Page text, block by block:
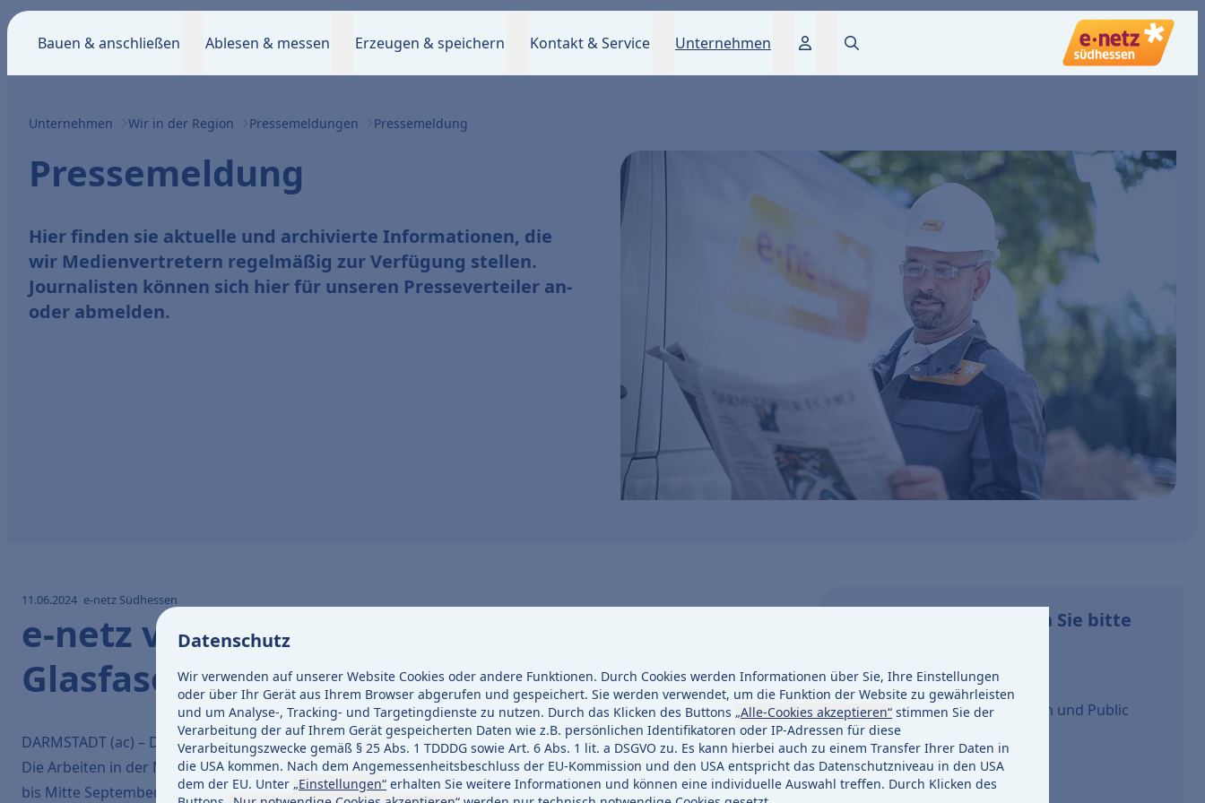
Datenschutz
Wir verwenden auf unserer Website Cookies oder andere Funktionen. Durch Cookies werden Informationen über Sie, Ihre Einstellungen
oder über Ihr Gerät aus Ihrem Browser abgerufen und gespeichert. Sie werden verwendet, um die Funktion der Website zu gewährleisten
und um Analyse-, Tracking- und Targetingdienste zu nutzen. Durch das Klicken des Buttons „Alle-Cookies akzeptieren“ stimmen Sie der
Verarbeitung der auf Ihrem Gerät gespeicherten Daten wie z.B. persönlichen Identifikatoren oder IP-Adressen für diese
Verarbeitungszwecke gemäß § 25 Abs. 1 TDDDG sowie Art. 6 Abs. 1 lit. a DSGVO zu. Es kann hierbei auch zu einem Transfer Ihrer Daten in
die USA kommen. Nach dem Angemessenheitsbeschluss der EU-Kommission und den USA entspricht das Datenschutzniveau in den USA
dem der EU. Unter „Einstellungen“ erhalten Sie weitere Informationen und können eine individuelle Auswahl treffen. Durch Klicken des
Bauen & anschließen Ablesen & messen Erzeugen & speichern Kontakt & Service Unternehmen Login
Unternehmen Wir in der Region Pressemeldungen Pressemeldung
Pressemeldung
Hier finden sie aktuelle und archivierte Informationen, die
wir Medienvertretern regelmäßig zur Verfügung stellen.
Journalisten können sich hier für unseren Presseverteiler an-
oder abmelden.
11.06.2024 e-netz Südhessen
e-netz verlegt in Darmstadt Leerrohre für
Glasfaserkabel
DARMSTADT (ac) – Die e-netz Südhessen verlegt in Darmstadt Leerrohre für den Ausbau des Glasfasernetzes.
Die Arbeiten in der Mornewegstraße und Feldbergstraße beginnen am 17. Juni 2024 und dauern voraussichtlich
bis Mitte September 2024.
Presseanfragen richten Sie bitte
ENTEGA AG
Unternehmenskommunikation und Public
Affairs
Klaus Ackermann
Gert Blumenstock